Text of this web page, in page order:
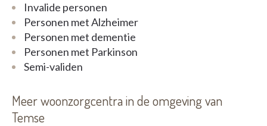
Invalide personen
Personen met Alzheimer
Personen met dementie
Personen met Parkinson
Semi-validen
Meer woonzorgcentra in de omgeving van
Temse